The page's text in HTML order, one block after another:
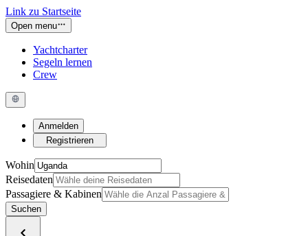
Link zu Startseite
Open menu
Yachtcharter
Segeln lernen
Crew
Anmelden
Registrieren
Wohin
Reisedaten
Passagiere & Kabinen
Suchen